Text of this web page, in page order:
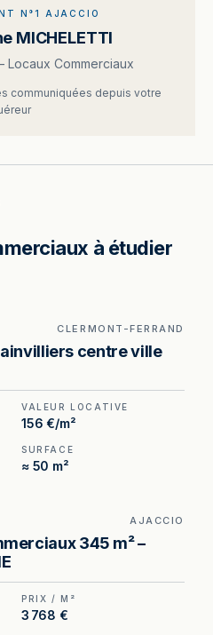
N°1 AJACCIO
MICHELETTI
Locaux Commerciaux
communiquées depuis votre
à étudier
rue Ballainvilliers, en
Ferrand — 50 m²
rue, au cœur d'un
les musées et l'École
CLERMONT-FERRAND
centre ville
VALEUR LOCATIVE
156 €/m²
SURFACE
≈ 50 m²
à Ajaccio, au prix de 1
à la charge du cédant).
AJACCIO
345 m² –
PRIX / M²
3 768 €